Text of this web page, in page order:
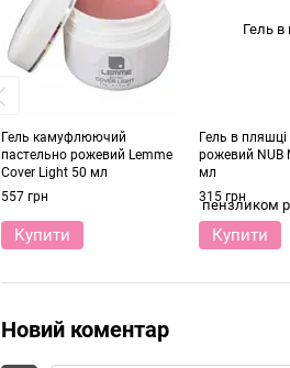
Гель камуфлюючий
пастельно рожевий Lemme
Cover Light 50 мл
557 грн
Купити
Гель в
рожевий NUB
мл
315 грн
Купити
Новий коментар